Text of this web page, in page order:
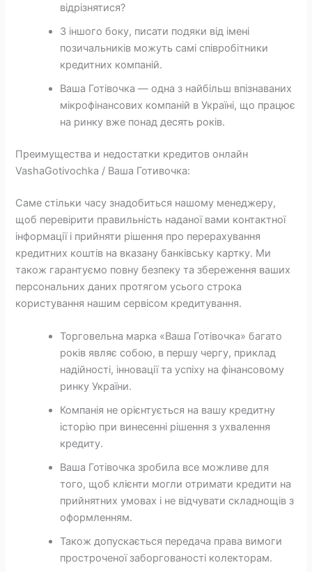
відрізнятися?
З іншого боку, писати подяки від імені
позичальників можуть самі співробітники
кредитних компаній.
Ваша Готівочка — одна з найбільш впізнаваних
мікрофінансових компаній в Україні, що працює
на ринку вже понад десять років.
Преимущества и недостатки кредитов онлайн
VashaGotivochka / Ваша Готивочка:
Саме стільки часу знадобиться нашому менеджеру,
щоб перевірити правильність наданої вами контактної
інформації і прийняти рішення про перерахування
кредитних коштів на вказану банківську картку. Ми
також гарантуємо повну безпеку та збереження ваших
персональних даних протягом усього строка
користування нашим сервісом кредитування.
Торговельна марка «Ваша Готівочка» багато
років являє собою, в першу чергу, приклад
надійності, інновації та успіху на фінансовому
ринку України.
Компанія не орієнтується на вашу кредитну
історію при винесенні рішення з ухвалення
кредиту.
Ваша Готівочка зробила все можливе для
того, щоб клієнти могли отримати кредити на
прийнятних умовах і не відчувати складнощів з
оформленням.
Також допускається передача права вимоги
простроченої заборгованості колекторам.